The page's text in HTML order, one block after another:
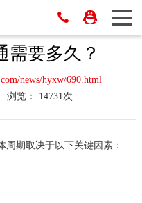
需要多久？
news/hyxw/690.html
浏览： 14731次
周期取决于以下关键因素：